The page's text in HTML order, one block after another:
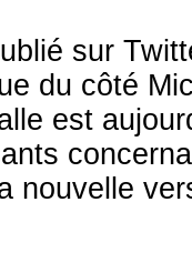
sur
du côté
est
nouvelle